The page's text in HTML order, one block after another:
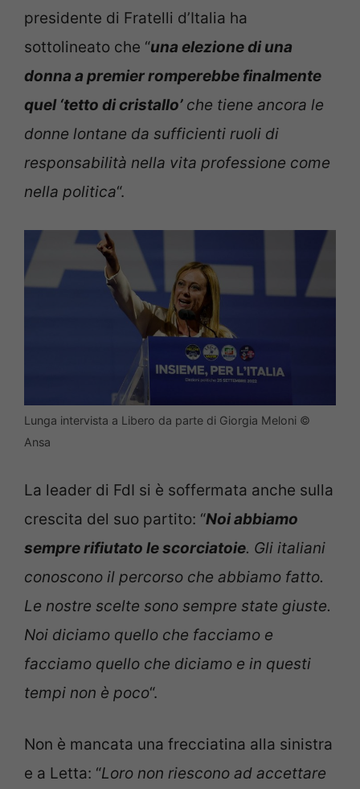
presidente di Fratelli d’Italia ha
sottolineato che “una elezione di una
donna a premier romperebbe finalmente
quel ‘tetto di cristallo’ che tiene ancora le
donne lontane da sufficienti ruoli di
responsabilità nella vita professione come
nella politica“.
Lunga intervista a Libero da parte di Giorgia Meloni ©
Ansa
La leader di FdI si è soffermata anche sulla
crescita del suo partito: “Noi abbiamo
sempre rifiutato le scorciatoie. Gli italiani
conoscono il percorso che abbiamo fatto.
Le nostre scelte sono sempre state giuste.
Noi diciamo quello che facciamo e
facciamo quello che diciamo e in questi
tempi non è poco“.
Non è mancata una frecciatina alla sinistra
e a Letta: “Loro non riescono ad accettare